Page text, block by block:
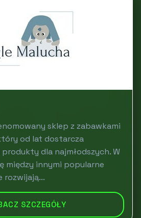
sklep z zabawkami
od lat dostarcza
dla najmłodszych. W
między innymi popularne
rozwijają...
SZCZEGÓŁY